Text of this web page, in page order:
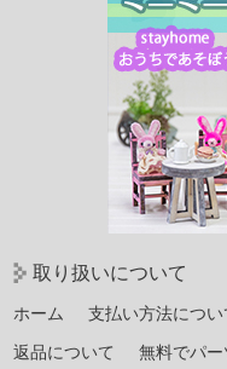
取り扱いについて
ホーム 支払い方法につい
返品について
無料でパ